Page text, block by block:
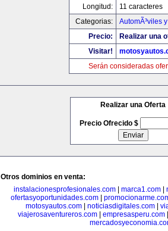
Longitud:
11 caracteres
Categorias:
AutomÃ³viles
Precio:
Realizar una
Visitar!
Serán consideradas
Realizar una Oferta
Precio Ofrecido $
Otros dominios en venta:
instalacionesprofesionales.com| marca1.com|
ofertasyoportunidades.com
motosyautos.com
noticiasdigitales.com
viajerosaventureros.com| empresasperu.com